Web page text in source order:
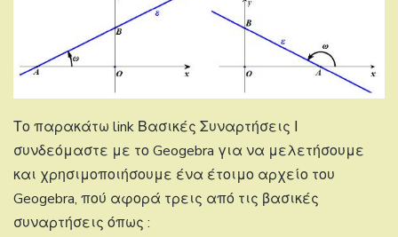
Το παρακάτω link Βασικές Συναρτήσεις Ι
συνδεόμαστε με το Geogebra για να μελετήσουμε
και χρησιμοποιήσουμε ένα έτοιμο αρχείο του
Geogebra, πού αφορά τρεις από τις βασικές
συναρτήσεις όπως :